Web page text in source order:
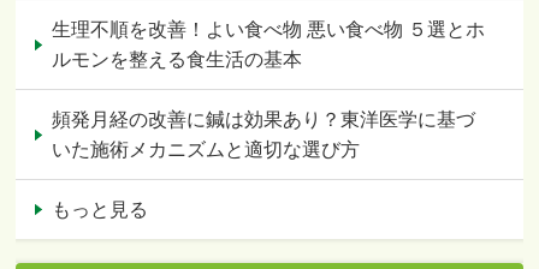
生理不順を改善！よい食べ物 悪い食べ物 ５選とホ
ルモンを整える食生活の基本
頻発月経の改善に鍼は効果あり？東洋医学に基づ
いた施術メカニズムと適切な選び方
もっと見る